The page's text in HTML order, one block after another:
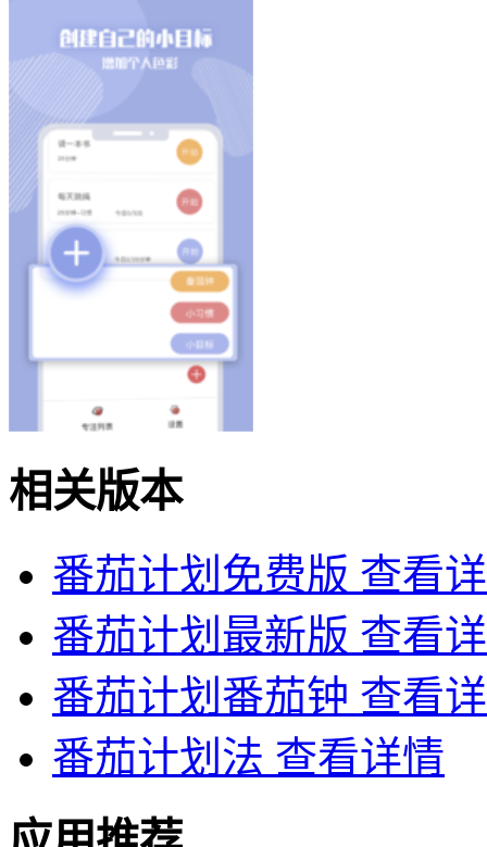
相关版本
番茄计划免费版 查看
番茄计划最新版 查看
番茄计划番茄钟 查看
番茄计划法 查看详情